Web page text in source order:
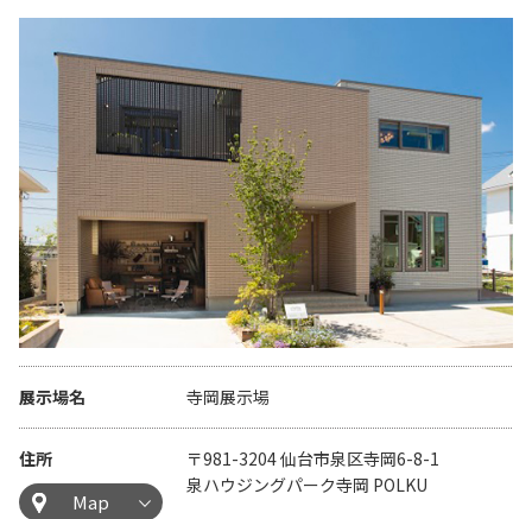
展示場名 寺岡展示場
住所
Map
〒981-3204 仙台市泉区寺岡6-8-1
泉ハウジングパーク寺岡 POLKU